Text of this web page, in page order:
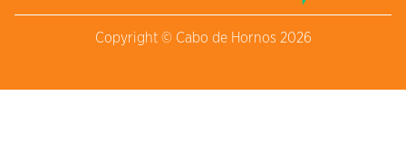
Copyright © Cabo de Hornos 2026